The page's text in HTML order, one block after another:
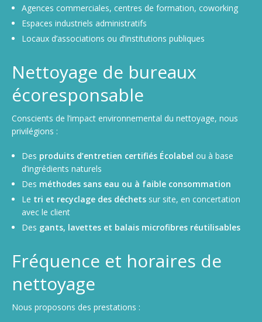
Agences commerciales, centres de formation, coworking
Espaces industriels administratifs
Locaux d’associations ou d’institutions publiques
Nettoyage de bureaux
écoresponsable
Conscients de l’impact environnemental du nettoyage, nous
privilégions :
Des produits d’entretien certifiés Écolabel ou à base
d’ingrédients naturels
Des méthodes sans eau ou à faible consommation
Le tri et recyclage des déchetssur site, en concertation
avec le client
Des gants, lavettes et balais microfibres réutilisables
Fréquence et horaires de
nettoyage
Nous proposons des prestations :